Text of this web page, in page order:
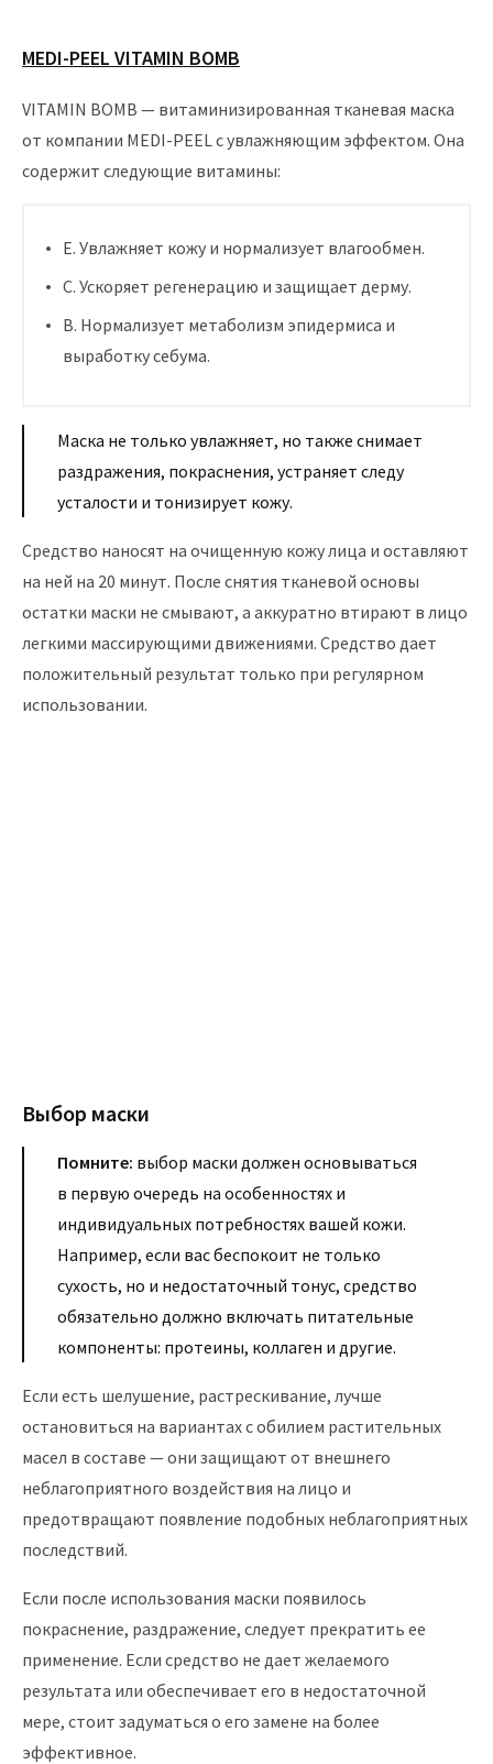
MEDI-PEEL VITAMIN BOMB
VITAMIN BOMB — витаминизированная тканевая маска
от компании MEDI-PEEL с увлажняющим эффектом. Она
содержит следующие витамины:
Е. Увлажняет кожу и нормализует влагообмен.
С. Ускоряет регенерацию и защищает дерму.
В. Нормализует метаболизм эпидермиса и
выработку себума.
Маска не только увлажняет, но также снимает
раздражения, покраснения, устраняет следу
усталости и тонизирует кожу.
Средство наносят на очищенную кожу лица и оставляют
на ней на 20 минут. После снятия тканевой основы
остатки маски не смывают, а аккуратно втирают в лицо
легкими массирующими движениями. Средство дает
положительный результат только при регулярном
использовании.
Выбор маски
Помните: выбор маски должен основываться
в первую очередь на особенностях и
индивидуальных потребностях вашей кожи.
Например, если вас беспокоит не только
сухость, но и недостаточный тонус, средство
обязательно должно включать питательные
компоненты: протеины, коллаген и другие.
Если есть шелушение, растрескивание, лучше
остановиться на вариантах с обилием растительных
масел в составе — они защищают от внешнего
неблагоприятного воздействия на лицо и
предотвращают появление подобных неблагоприятных
последствий.
Если после использования маски появилось
покраснение, раздражение, следует прекратить ее
применение. Если средство не дает желаемого
результата или обеспечивает его в недостаточной
мере, стоит задуматься о его замене на более
эффективное.